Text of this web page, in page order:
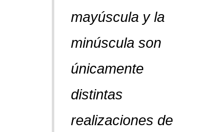
mayúscula y la
minúscula son
únicamente
distintas
realizaciones de